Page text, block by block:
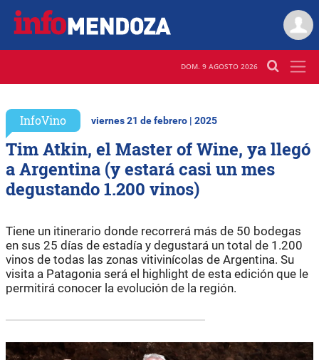
DOM. 9 AGOSTO 2026
InfoVino viernes 21 de febrero | 2025
Tim Atkin, el Master of Wine, ya llegó
a Argentina (y estará casi un mes
degustando 1.200 vinos)
Tiene un itinerario donde recorrerá más de 50 bodegas
en sus 25 días de estadía y degustará un total de 1.200
vinos de todas las zonas vitivinícolas de Argentina. Su
visita a Patagonia será el highlight de esta edición que le
permitirá conocer la evolución de la región.